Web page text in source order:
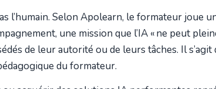
l’humain. Selon Apolearn, le formateur joue
une mission que l’IA « ne peut
de leur autorité ou de leurs tâches. Il s’agit
du formateur.